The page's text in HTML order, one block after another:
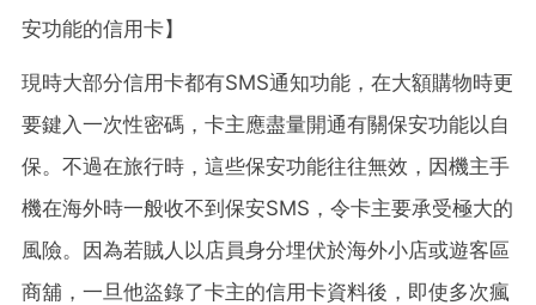
安功能的信用卡】
現時大部分信用卡都有SMS通知功能，在大額購物時更
要鍵入一次性密碼，卡主應盡量開通有關保安功能以自
保。不過在旅行時，這些保安功能往往無效，因機主手
機在海外時一般收不到保安SMS，令卡主要承受極大的
風險。因為若賊人以店員身分埋伏於海外小店或遊客區
商舖，一旦他盜錄了卡主的信用卡資料後，即使多次瘋